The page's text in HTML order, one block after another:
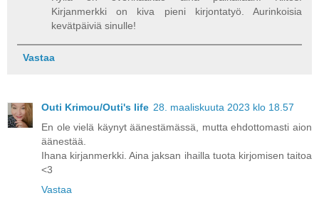
Kirjanmerkki on kiva pieni kirjontatyö. Aurinkoisia
kevätpäiviä sinulle!
Vastaa
Outi Krimou/Outi's life 28. maaliskuuta 2023 klo 18.57
En ole vielä käynyt äänestämässä, mutta ehdottomasti aion
äänestää.
Ihana kirjanmerkki. Aina jaksan ihailla tuota kirjomisen taitoa
<3
Vastaa